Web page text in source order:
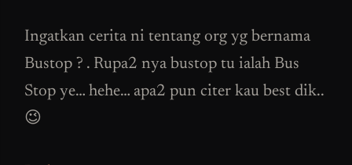
Ingatkan cerita ni tentang org yg bernama
Bustop ? . Rupa2 nya bustop tu ialah Bus
Stop ye… hehe… apa2 pun citer kau best dik..
😉